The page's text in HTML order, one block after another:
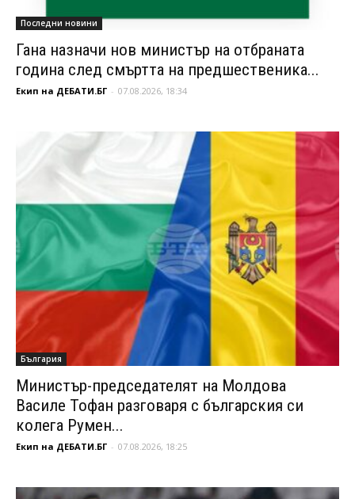
Последни новини
Гана назначи нов министър на отбраната
година след смъртта на предшественика...
Екип на ДЕБАТИ.БГ - 07.08.2026, 18:34
България
Министър-председателят на Молдова
Василе Тофан разговаря с българския си
колега Румен...
Екип на ДЕБАТИ.БГ - 07.08.2026, 18:25